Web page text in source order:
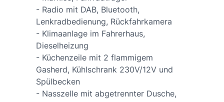
- Radio mit DAB, Bluetooth,
Lenkradbedienung, Rückfahrkamera
- Klimaanlage im Fahrerhaus,
Dieselheizung
- Küchenzeile mit 2 flammigem
Gasherd, Kühlschrank 230V/12V und
Spülbecken
- Nasszelle mit abgetrennter Dusche,